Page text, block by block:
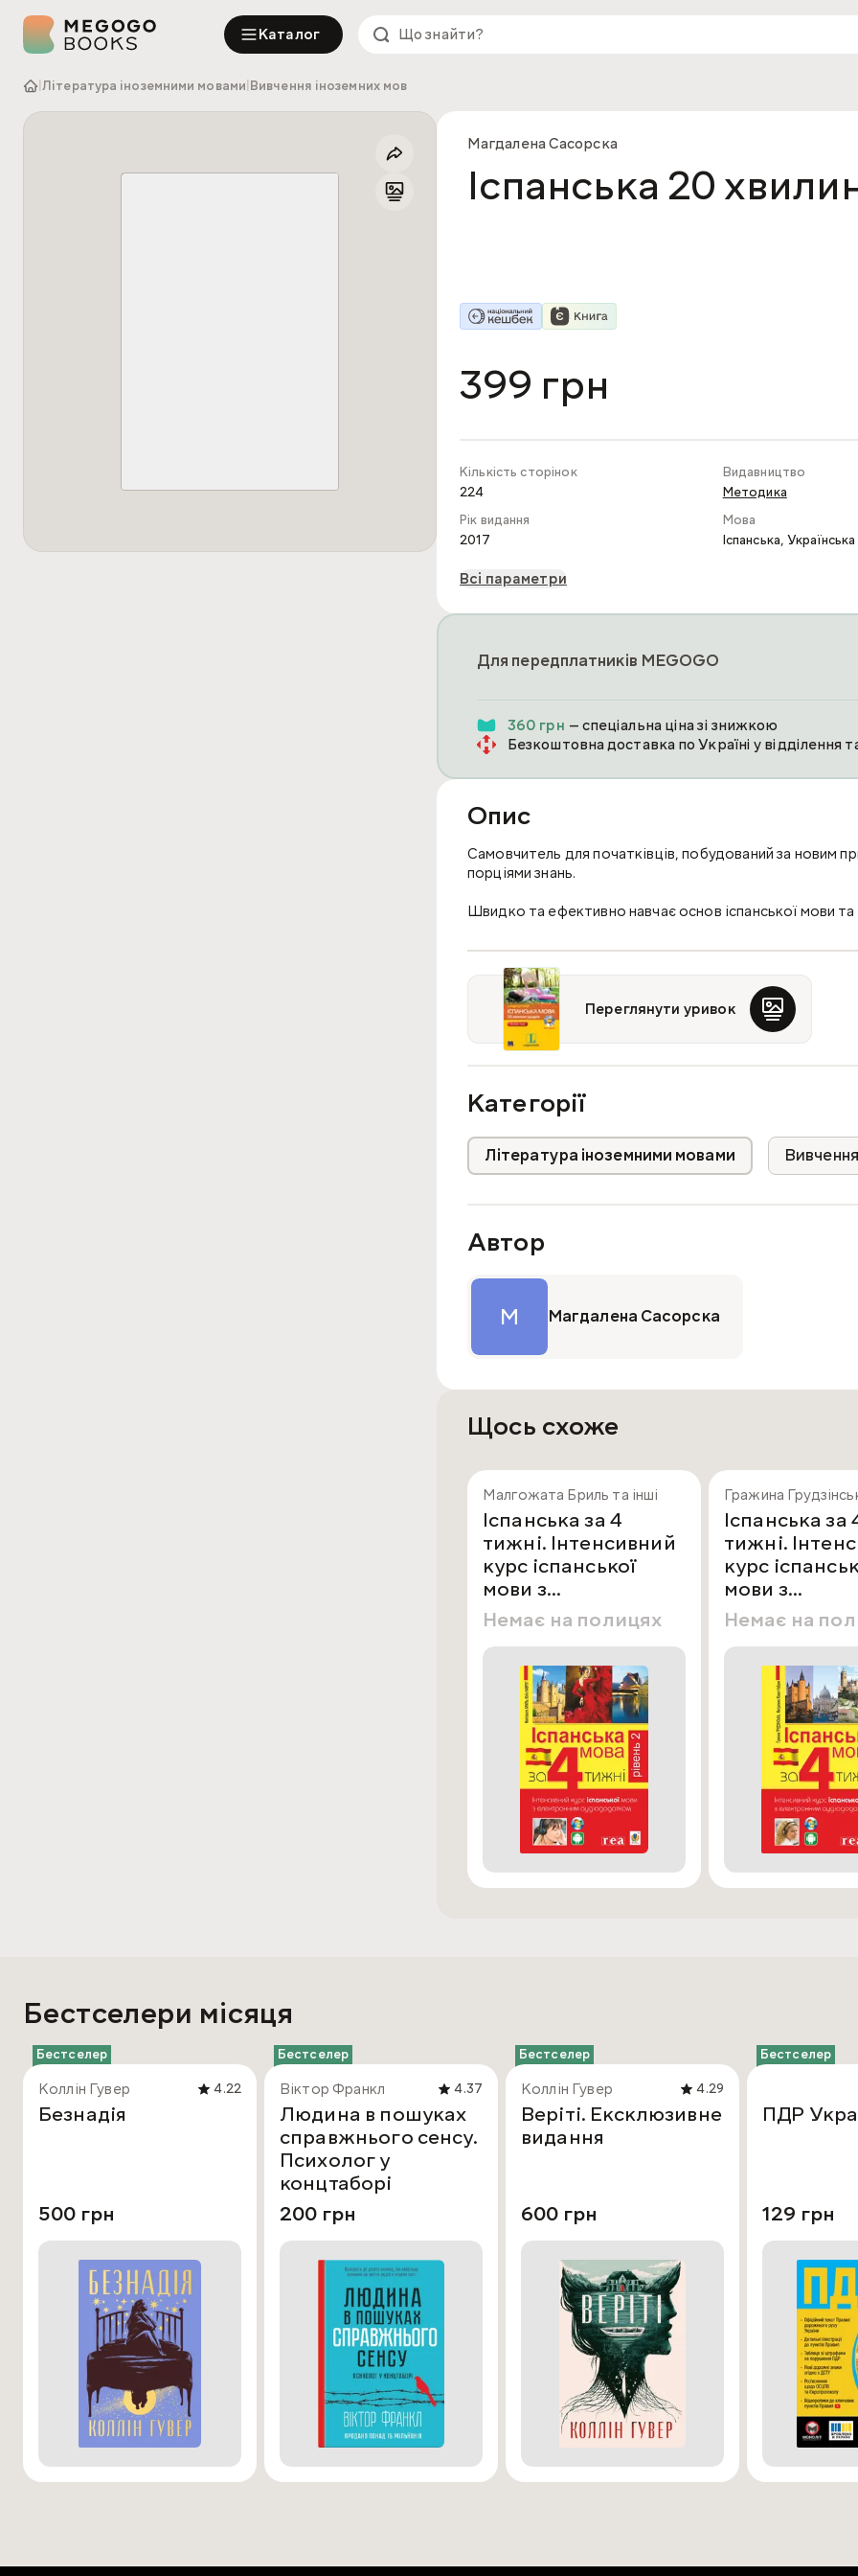
Каталог
|Література іноземними мовами Вивчення іноземних мов
Магдалена Сасорска
Іспанська 20
399 грн
Кількість сторінок
224
Видавництво
Методика
Рік видання
2017
Мова
Іспанська, Українська
Всі параметри
Для передплатників MEGOGO
360 грн — спеціальна ціна зі знижкою
Безкоштовна доставка по Україні у відділення
Опис
Самовчитель для початківців, побудований за новим
порціями знань.
Швидко та ефективно навчає основ іспанської мови та
Переглянути уривок
Категорії
Література іноземними мовами
Автор
М Магдалена Сасорска
Щось схоже
Малгожата Бриль та інші
Іспанська за 4
тижні. Інтенсивний
курс іспанської
мови з
електронним
аудіододатком.
Рівень 2
Немає на полицях
Гражина
Іспанська за
тижні.
курс
мови з
Немає на
Бестселери місяця
Бестселер
Коллін Гувер 4.22
Безнадія
500 грн
Бестселер
Віктор Франкл 4.37
Людина в пошуках
справжнього сенсу.
Психолог у
концтаборі
200 грн
Бестселер
Коллін Гувер 4.29
Веріті. Ексклюзивне
видання
600 грн
Бестселер
ПДР
129 грн